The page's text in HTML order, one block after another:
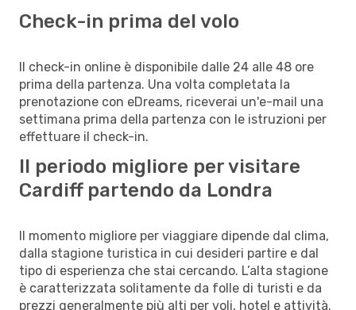
Check-in prima del volo
Il check-in online è disponibile dalle 24 alle 48 ore
prima della partenza. Una volta completata la
prenotazione con eDreams, riceverai un'e-mail una
settimana prima della partenza con le istruzioni per
effettuare il check-in.
Il periodo migliore per visitare
Cardiff partendo da Londra
Il momento migliore per viaggiare dipende dal clima,
dalla stagione turistica in cui desideri partire e dal
tipo di esperienza che stai cercando. L’alta stagione
è caratterizzata solitamente da folle di turisti e da
prezzi generalmente più alti per voli, hotel e attività.